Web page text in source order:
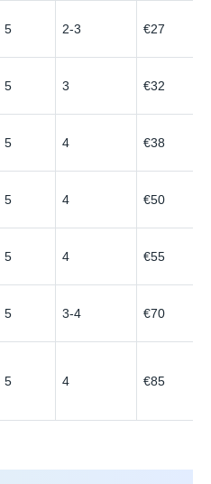
5 2-3 €27
5 3 €32
5 4 €38
5 4 €50
5 4 €55
5 3-4 €70
5 4 €85